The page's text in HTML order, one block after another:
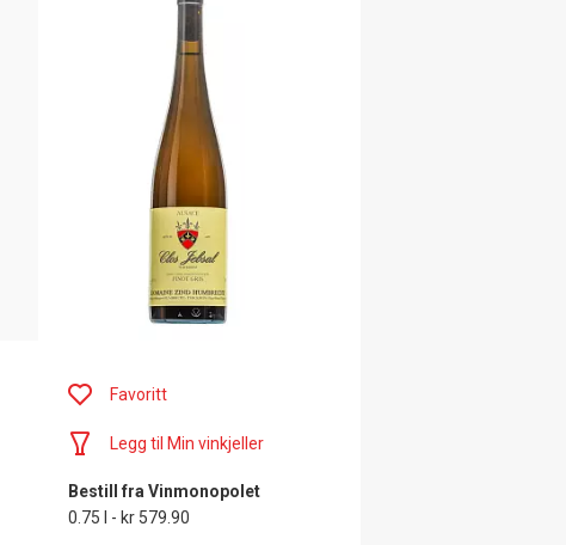
Favoritt
Legg til Min vinkjeller
Bestill fra Vinmonopolet
0.75 l - kr 579.90